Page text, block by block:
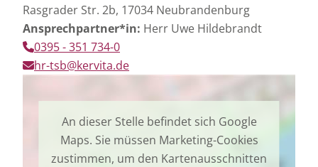
Rasgrader Str. 2b, 17034 Neubrandenburg
Ansprechpartner*in: Herr Uwe Hildebrandt
0395 - 351 734-0
hr-tsb@kervita.de
An dieser Stelle befindet sich Google
Maps. Sie müssen Marketing-Cookies
zustimmen, um den Kartenausschnitten